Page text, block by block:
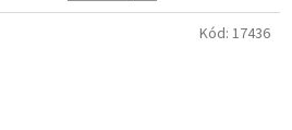
Kód: 17436